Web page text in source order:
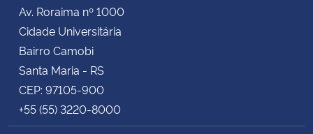
Av. Roraima nº 1000
Cidade Universitária
Bairro Camobi
Santa Maria - RS
CEP: 97105-900
+55 (55) 3220-8000